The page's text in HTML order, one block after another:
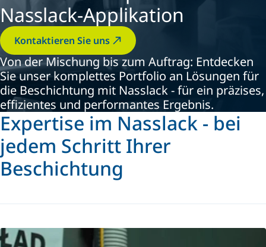
Nasslack-Applikation
Kontaktieren Sie uns
Von der Mischung bis zum Auftrag: Entdecken
Sie unser komplettes Portfolio an Lösungen für
die Beschichtung mit Nasslack - für ein präzises,
effizientes und performantes Ergebnis.
Expertise im Nasslack - bei
jedem Schritt Ihrer
Beschichtung